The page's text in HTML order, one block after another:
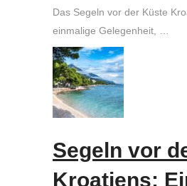
Das Segeln vor der Küste
einmalige Gelegenheit, …
Segeln vor
Kroatiens: